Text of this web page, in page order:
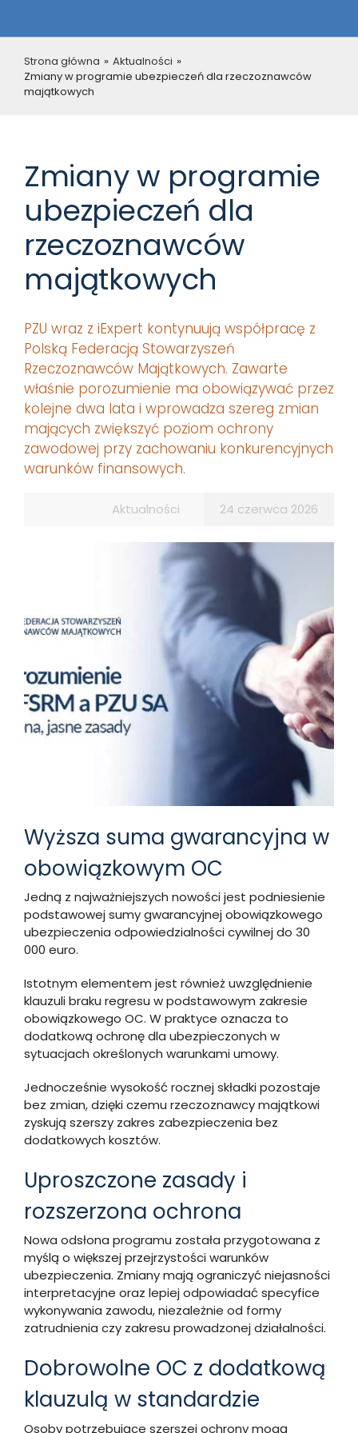
Strona główna » Aktualności »
Zmiany w programie ubezpieczeń dla rzeczoznawców
majątkowych
Zmiany w programie
ubezpieczeń dla
rzeczoznawców
majątkowych
PZU wraz z iExpert kontynuują współpracę z
Polską Federacją Stowarzyszeń
Rzeczoznawców Majątkowych. Zawarte
właśnie porozumienie ma obowiązywać przez
kolejne dwa lata i wprowadza szereg zmian
mających zwiększyć poziom ochrony
zawodowej przy zachowaniu konkurencyjnych
warunków finansowych.
Aktualności 24 czerwca 2026
Wyższa suma gwarancyjna w
obowiązkowym OC
Jedną z najważniejszych nowości jest podniesienie
podstawowej sumy gwarancyjnej obowiązkowego
ubezpieczenia odpowiedzialności cywilnej do 30
000 euro.
Istotnym elementem jest również uwzględnienie
klauzuli braku regresu w podstawowym zakresie
obowiązkowego OC. W praktyce oznacza to
dodatkową ochronę dla ubezpieczonych w
sytuacjach określonych warunkami umowy.
Jednocześnie wysokość rocznej składki pozostaje
bez zmian, dzięki czemu rzeczoznawcy majątkowi
zyskują szerszy zakres zabezpieczenia bez
dodatkowych kosztów.
Uproszczone zasady i
rozszerzona ochrona
Nowa odsłona programu została przygotowana z
myślą o większej przejrzystości warunków
ubezpieczenia. Zmiany mają ograniczyć niejasności
interpretacyjne oraz lepiej odpowiadać specyfice
wykonywania zawodu, niezależnie od formy
zatrudnienia czy zakresu prowadzonej działalności.
Dobrowolne OC z dodatkową
klauzulą w standardzie
Osoby potrzebujące szerszej ochrony mogą